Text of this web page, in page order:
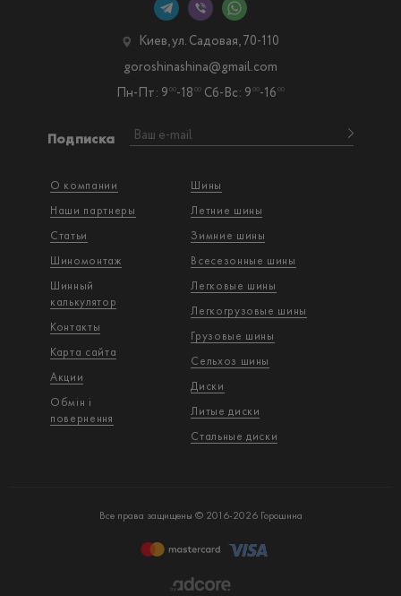
О компании
Наши партнеры
Статьи
Шиномонтаж
Шинный
калькулятор
Контакты
Карта сайта
Акции
Обмін і
повернення
Шины
Летние шины
Зимние шины
Всесезонные шины
Легковые шины
Легкогрузовые шины
Грузовые шины
Сельхоз шины
Диски
Литые диски
Стальные диски
Подписка
Киев, ул. Садовая, 70-110
Пн-Пт: 9 00-18 00 Сб-Вс: 9 00-16 00
goroshinashina@gmail.com
Все права защищены © 2016-2026 Горошина